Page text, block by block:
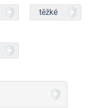
těžké